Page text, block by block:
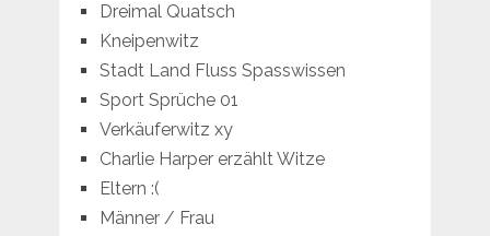
Dreimal Quatsch
Kneipenwitz
Stadt Land Fluss Spasswissen
Sport Sprüche 01
Verkäuferwitz xy
Charlie Harper erzählt Witze
Eltern :(
Männer / Frau